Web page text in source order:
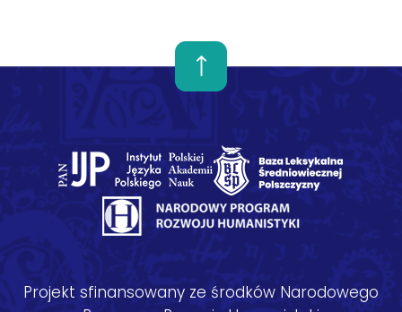
Projekt sfinansowany ze środków Narodowego